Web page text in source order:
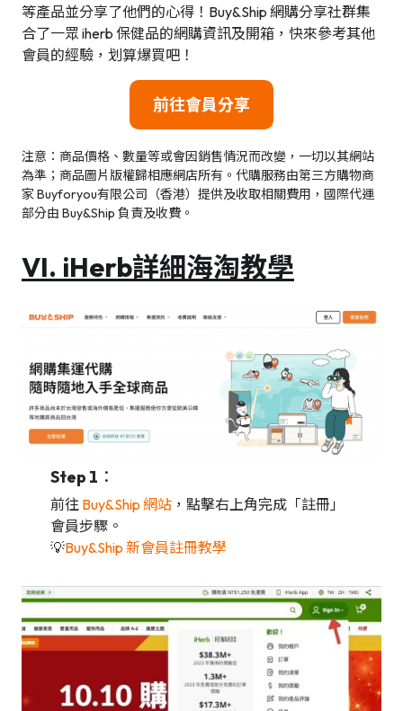
等產品並分享了他們的心得！Buy&Ship 網購分享社群集
合了一眾 iherb 保健品的網購資訊及開箱，快來參考其他
會員的經驗，划算爆買吧！
前往會員分享
注意：商品價格、數量等或會因銷售情況而改變，一切以其網站
為準；商品圖片版權歸相應網店所有。代購服務由第三方購物商
家 Buyforyou有限公司（香港）提供及收取相關費用，國際代運
部分由 Buy&Ship 負責及收費。
VI. iHerb詳細海淘教學
Step 1 ：
前往 Buy&Ship 網站 ，點擊右上角完成「註冊」
會員步驟。
💡Buy&Ship 新會員註冊教學